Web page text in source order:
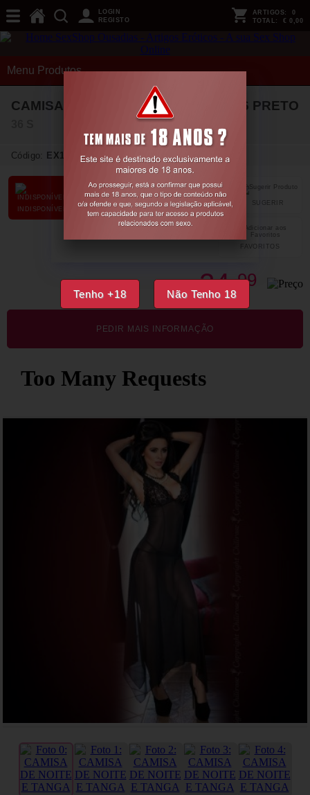
Tenho +18 Não Tenho 18
LOGIN
REGISTO
ARTIGOS: 0
TOTAL: € 0,00
Menu Produtos
CAMISA DE NOITE E TANGA CR-4146 PRETO
Código: EX14121
INDISPONÍVEL
SUGERIR
PARTILHAR
FAVORITOS
€24,99
PEDIR MAIS INFORMAÇÃO